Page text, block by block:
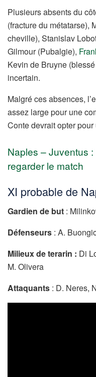
Plusieurs absents du
(fracture du métatarse),
cheville), Stanislav
Gilmour (Pubalgie),
Kevin de Bruyne
incertain.
Malgré ces absences,
assez large pour une
Conte devrait opter
Naples – Juventus
regarder le match
XI probable de
Gardien de but :
Défenseurs : A.
Milieux de terarin : Di
M. Olivera
Attaquants : D. Neres,